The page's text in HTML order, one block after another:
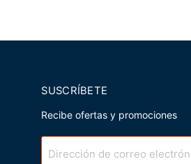
SUSCRÍBETE
Recibe ofertas y promociones
Dirección de correo